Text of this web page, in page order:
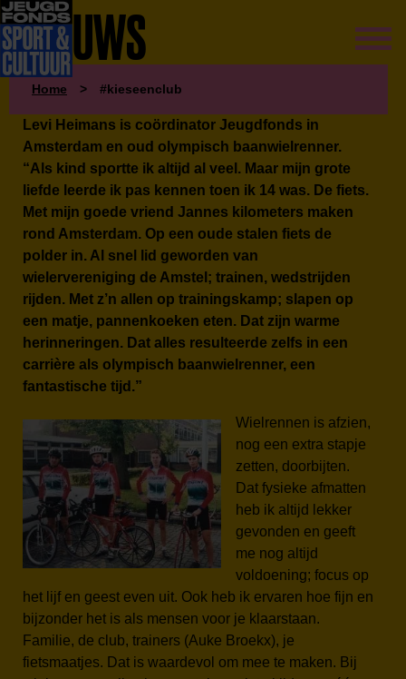
NIEUWS
Home > #kieseenclub
Levi Heimans is coördinator Jeugdfonds in
Amsterdam en oud olympisch baanwielrenner.
“Als kind sportte ik altijd al veel. Maar mijn grote
liefde leerde ik pas kennen toen ik 14 was. De fiets.
Met mijn goede vriend Jannes kilometers maken
rond Amsterdam. Op een oude stalen fiets de
polder in. Al snel lid geworden van
wielervereniging de Amstel; trainen, wedstrijden
rijden. Met z’n allen op trainingskamp; slapen op
een matje, pannenkoeken eten. Dat zijn warme
herinneringen. Dat alles resulteerde zelfs in een
carrière als olympisch baanwielrenner, een
fantastische tijd.”
Wielrennen is afzien,
nog een extra stapje
zetten, doorbijten.
Dat fysieke afmatten
heb ik altijd lekker
gevonden en geeft
me nog altijd
voldoening; focus op
het lijf en geest even uit. Ook heb ik ervaren hoe fijn en
bijzonder het is als mensen voor je klaarstaan.
Familie, de club, trainers (Auke Broekx), je
fietsmaatjes. Dat is waardevol om mee te maken. Bij